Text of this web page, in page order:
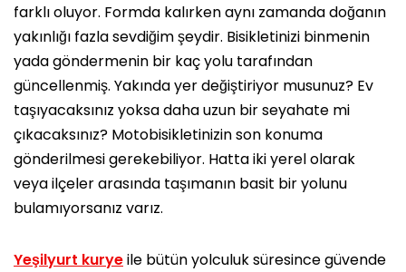
farklı oluyor. Formda kalırken aynı zamanda doğanın
yakınlığı fazla sevdiğim şeydir. Bisikletinizi binmenin
yada göndermenin bir kaç yolu tarafından
güncellenmiş. Yakında yer değiştiriyor musunuz? Ev
taşıyacaksınız yoksa daha uzun bir seyahate mi
çıkacaksınız? Motobisikletinizin son konuma
gönderilmesi gerekebiliyor. Hatta iki yerel olarak
veya ilçeler arasında taşımanın basit bir yolunu
bulamıyorsanız varız.
Yeşilyurt kuryeile bütün yolculuk süresince güvende